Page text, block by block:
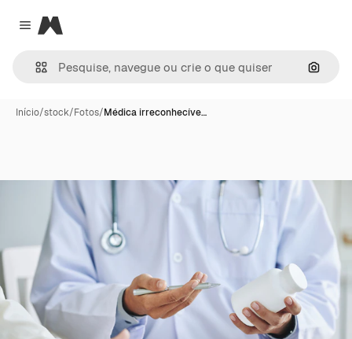
Close menu
Magnific
Início/stock/Fotos/Médica irreconhecíve…